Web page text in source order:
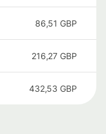
86,51 GBP
216,27 GBP
432,53 GBP